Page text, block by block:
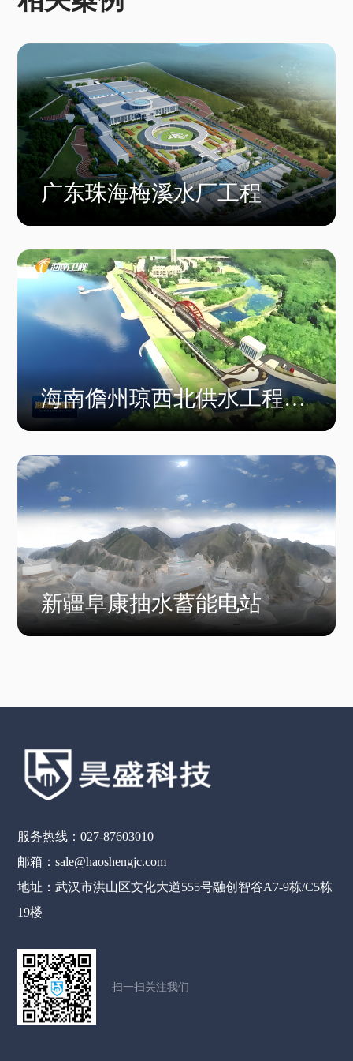
广东珠海梅溪水厂工程
海南儋州琼西北供水工程一
标施工总承包项目
新疆阜康抽水蓄能电站
服务热线：027-87603010
邮箱：sale@haoshengjc.com
地址：武汉市洪山区文化大道555号融创智谷A7-9栋/C5栋
19楼
扫一扫关注我们